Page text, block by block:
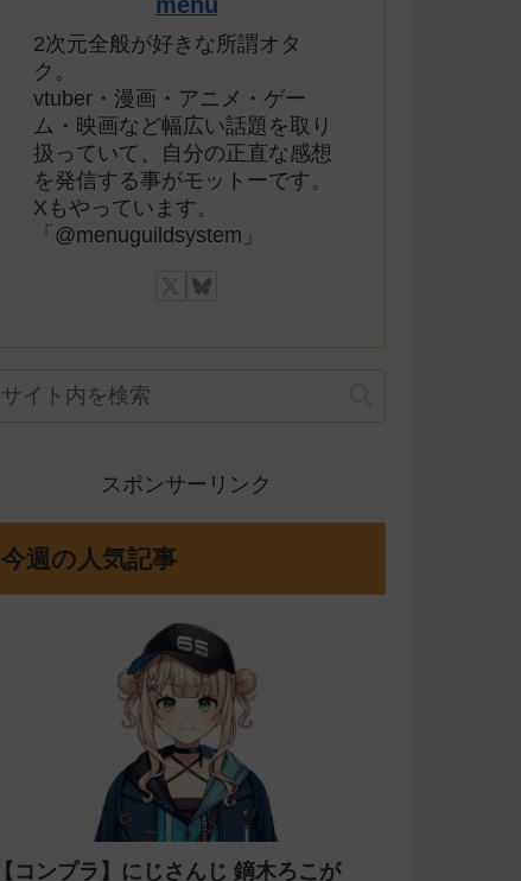
2次元全般が好きな所謂オタ
ク。
vtuber・漫画・アニメ・ゲー
ム・映画など幅広い話題を取り
扱っていて、自分の正直な感想
を発信する事がモットーです。
Xもやっています。
「@menuguildsystem」
スポンサーリンク
今週の人気記事
【コンプラ】にじさんじ 鏑木ろこが